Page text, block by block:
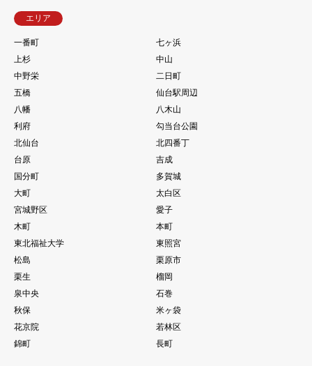
エリア
一番町
七ヶ浜
上杉
中山
中野栄
二日町
五橋
仙台駅周辺
八幡
八木山
利府
勾当台公園
北仙台
北四番丁
台原
吉成
国分町
多賀城
大町
太白区
宮城野区
愛子
木町
本町
東北福祉大学
東照宮
松島
栗原市
栗生
榴岡
泉中央
石巻
秋保
米ヶ袋
花京院
若林区
錦町
長町